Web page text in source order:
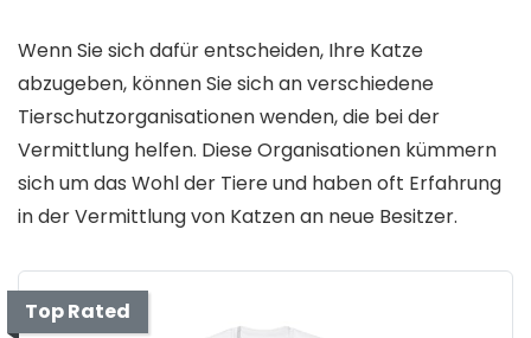
Wenn Sie sich dafür entscheiden, Ihre Katze
abzugeben, können Sie sich an verschiedene
Tierschutzorganisationen wenden, die bei der
Vermittlung helfen. Diese Organisationen kümmern
sich um das Wohl der Tiere und haben oft Erfahrung
in der Vermittlung von Katzen an neue Besitzer.
Top Rated